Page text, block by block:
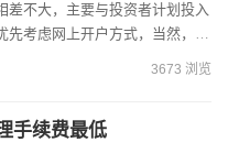
差不大，主要与投资者计划投入
先考虑网上开户方式，当然，您
地的营业部柜台进行...
3673 浏览
手续费最低